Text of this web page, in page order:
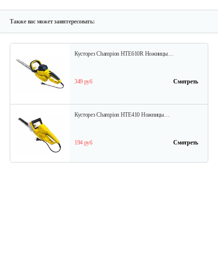
Также вас может заинтересовать:
Кусторез Champion HTE610R Ножницы…
349 руб Смотреть
Кусторез Champion HTE410 Ножницы…
194 руб Смотреть